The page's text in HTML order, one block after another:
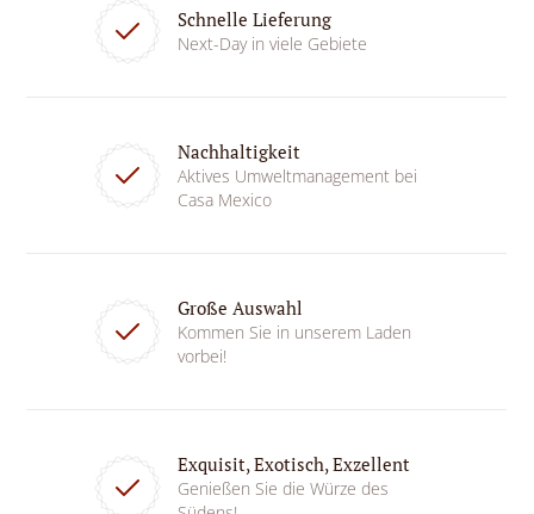
Schnelle Lieferung
Next-Day in viele Gebiete
Nachhaltigkeit
Aktives Umweltmanagement bei
Casa Mexico
Große Auswahl
Kommen Sie in unserem Laden
vorbei!
Exquisit, Exotisch, Exzellent
Genießen Sie die Würze des